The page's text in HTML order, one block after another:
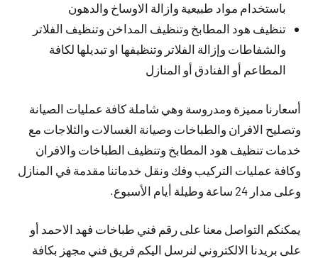
باستخدام مواد طبيعية وازالة الاوساخ والدهون
تنظيف هود المطابخ وتنظيف المداخن وتنظيف الفلاتر
والشفاطات وإزالة الفلاتر وتنظيفها او تبديلها لكافة
المطاعم أو الفنادق أو المنازل
أسعارنا مميزة ومدروسة وهي شاملة كافة عمليات الصيانة
وتصليح الافران والطباخات وصيانة الغسالات والثلاجات مع
خدمات تنظيف هود المطابخ وتنظيف الطباخات والافران
وكافة عمليات التركيب وفك ونقل خدماتنا مقدمة في المنازل
وعلى مدار 24 ساعة وطيلة أيام الأسبوع.
يمكنكم التواصل معنا على رقم فني طباخات فهد الاحمد أو
على بريدنا الالكتروني لنرسل اليكم فريق فني مجهز بكافة